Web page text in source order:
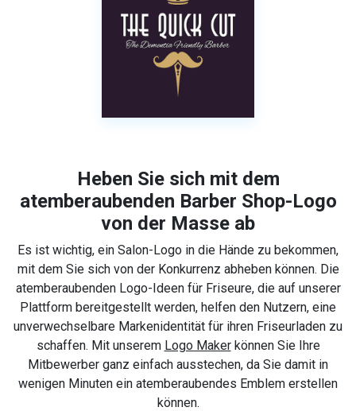
Heben Sie sich mit dem
atemberaubenden Barber Shop-Logo
von der Masse ab
Es ist wichtig, ein Salon-Logo in die Hände zu bekommen,
mit dem Sie sich von der Konkurrenz abheben können. Die
atemberaubenden Logo-Ideen für Friseure, die auf unserer
Plattform bereitgestellt werden, helfen den Nutzern, eine
unverwechselbare Markenidentität für ihren Friseurladen zu
schaffen. Mit unserem Logo Makerkönnen Sie Ihre
Mitbewerber ganz einfach ausstechen, da Sie damit in
wenigen Minuten ein atemberaubendes Emblem erstellen
können.